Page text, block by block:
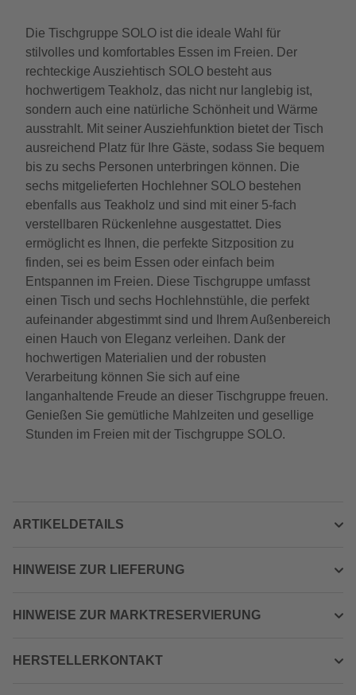
Die Tischgruppe SOLO ist die ideale Wahl für
stilvolles und komfortables Essen im Freien. Der
rechteckige Ausziehtisch SOLO besteht aus
hochwertigem Teakholz, das nicht nur langlebig ist,
sondern auch eine natürliche Schönheit und Wärme
ausstrahlt. Mit seiner Ausziehfunktion bietet der Tisch
ausreichend Platz für Ihre Gäste, sodass Sie bequem
bis zu sechs Personen unterbringen können. Die
sechs mitgelieferten Hochlehner SOLO bestehen
ebenfalls aus Teakholz und sind mit einer 5-fach
verstellbaren Rückenlehne ausgestattet. Dies
ermöglicht es Ihnen, die perfekte Sitzposition zu
finden, sei es beim Essen oder einfach beim
Entspannen im Freien. Diese Tischgruppe umfasst
einen Tisch und sechs Hochlehnstühle, die perfekt
aufeinander abgestimmt sind und Ihrem Außenbereich
einen Hauch von Eleganz verleihen. Dank der
hochwertigen Materialien und der robusten
Verarbeitung können Sie sich auf eine
langanhaltende Freude an dieser Tischgruppe freuen.
Genießen Sie gemütliche Mahlzeiten und gesellige
Stunden im Freien mit der Tischgruppe SOLO.
ARTIKELDETAILS
HINWEISE ZUR LIEFERUNG
HINWEISE ZUR MARKTRESERVIERUNG
HERSTELLERKONTAKT